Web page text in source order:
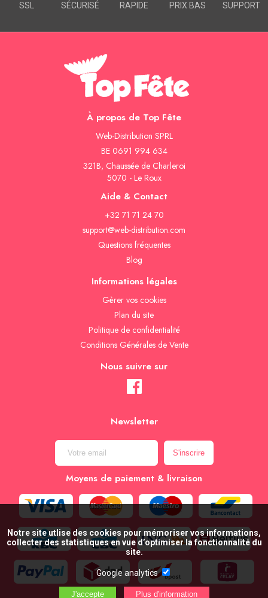
SSL SÉCURISÉ RAPIDE PRIX BAS SUPPORT
À propos de Top Fête
Web-Distribution SPRL
BE 0691 994 634
321B, Chaussée de Charleroi
5070 - Le Roux
Aide & Contact
+32 71 71 24 70
support@web-distribution.com
Questions fréquentes
Blog
Informations légales
Gèrer vos cookies
Plan du site
Politique de confidentialité
Conditions Générales de Vente
Nous suivre sur
Newsletter
Moyens de paiement & livraison
Notre site utlise des cookies pour mémoriser vos informations,
collecter des statistiques en vue d’optimiser la fonctionnalité du
site.
Google analytics